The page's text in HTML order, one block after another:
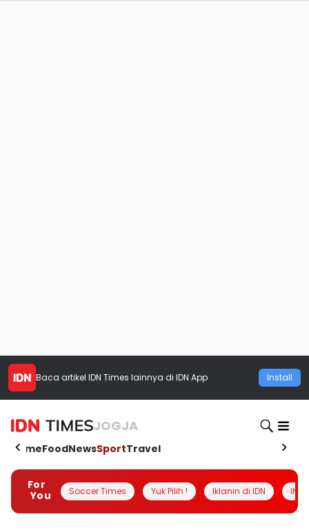
Baca artikel IDN Times lainnya di IDN App Install
JOGJA
HomeFoodNewsSportTravel
For
You
Soccer Times Yuk Pilih ! Iklanin di IDN